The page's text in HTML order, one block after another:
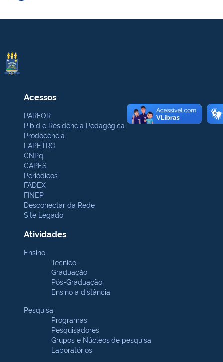
Acessos
PARFOR
Pibid e Residência Pedagógica
Prodocência
LAPETRO
CNPq
CAPES
Periódicos
FADEX
FINEP
Desconectar da Rede
Site Legado
Atividades
Ensino
Técnico
Graduação
Pós-Graduação
Ensino a distância
Pesquisa
Programas
Pesquisadores
Grupos e Núcleos de pesquisa
Laboratórios